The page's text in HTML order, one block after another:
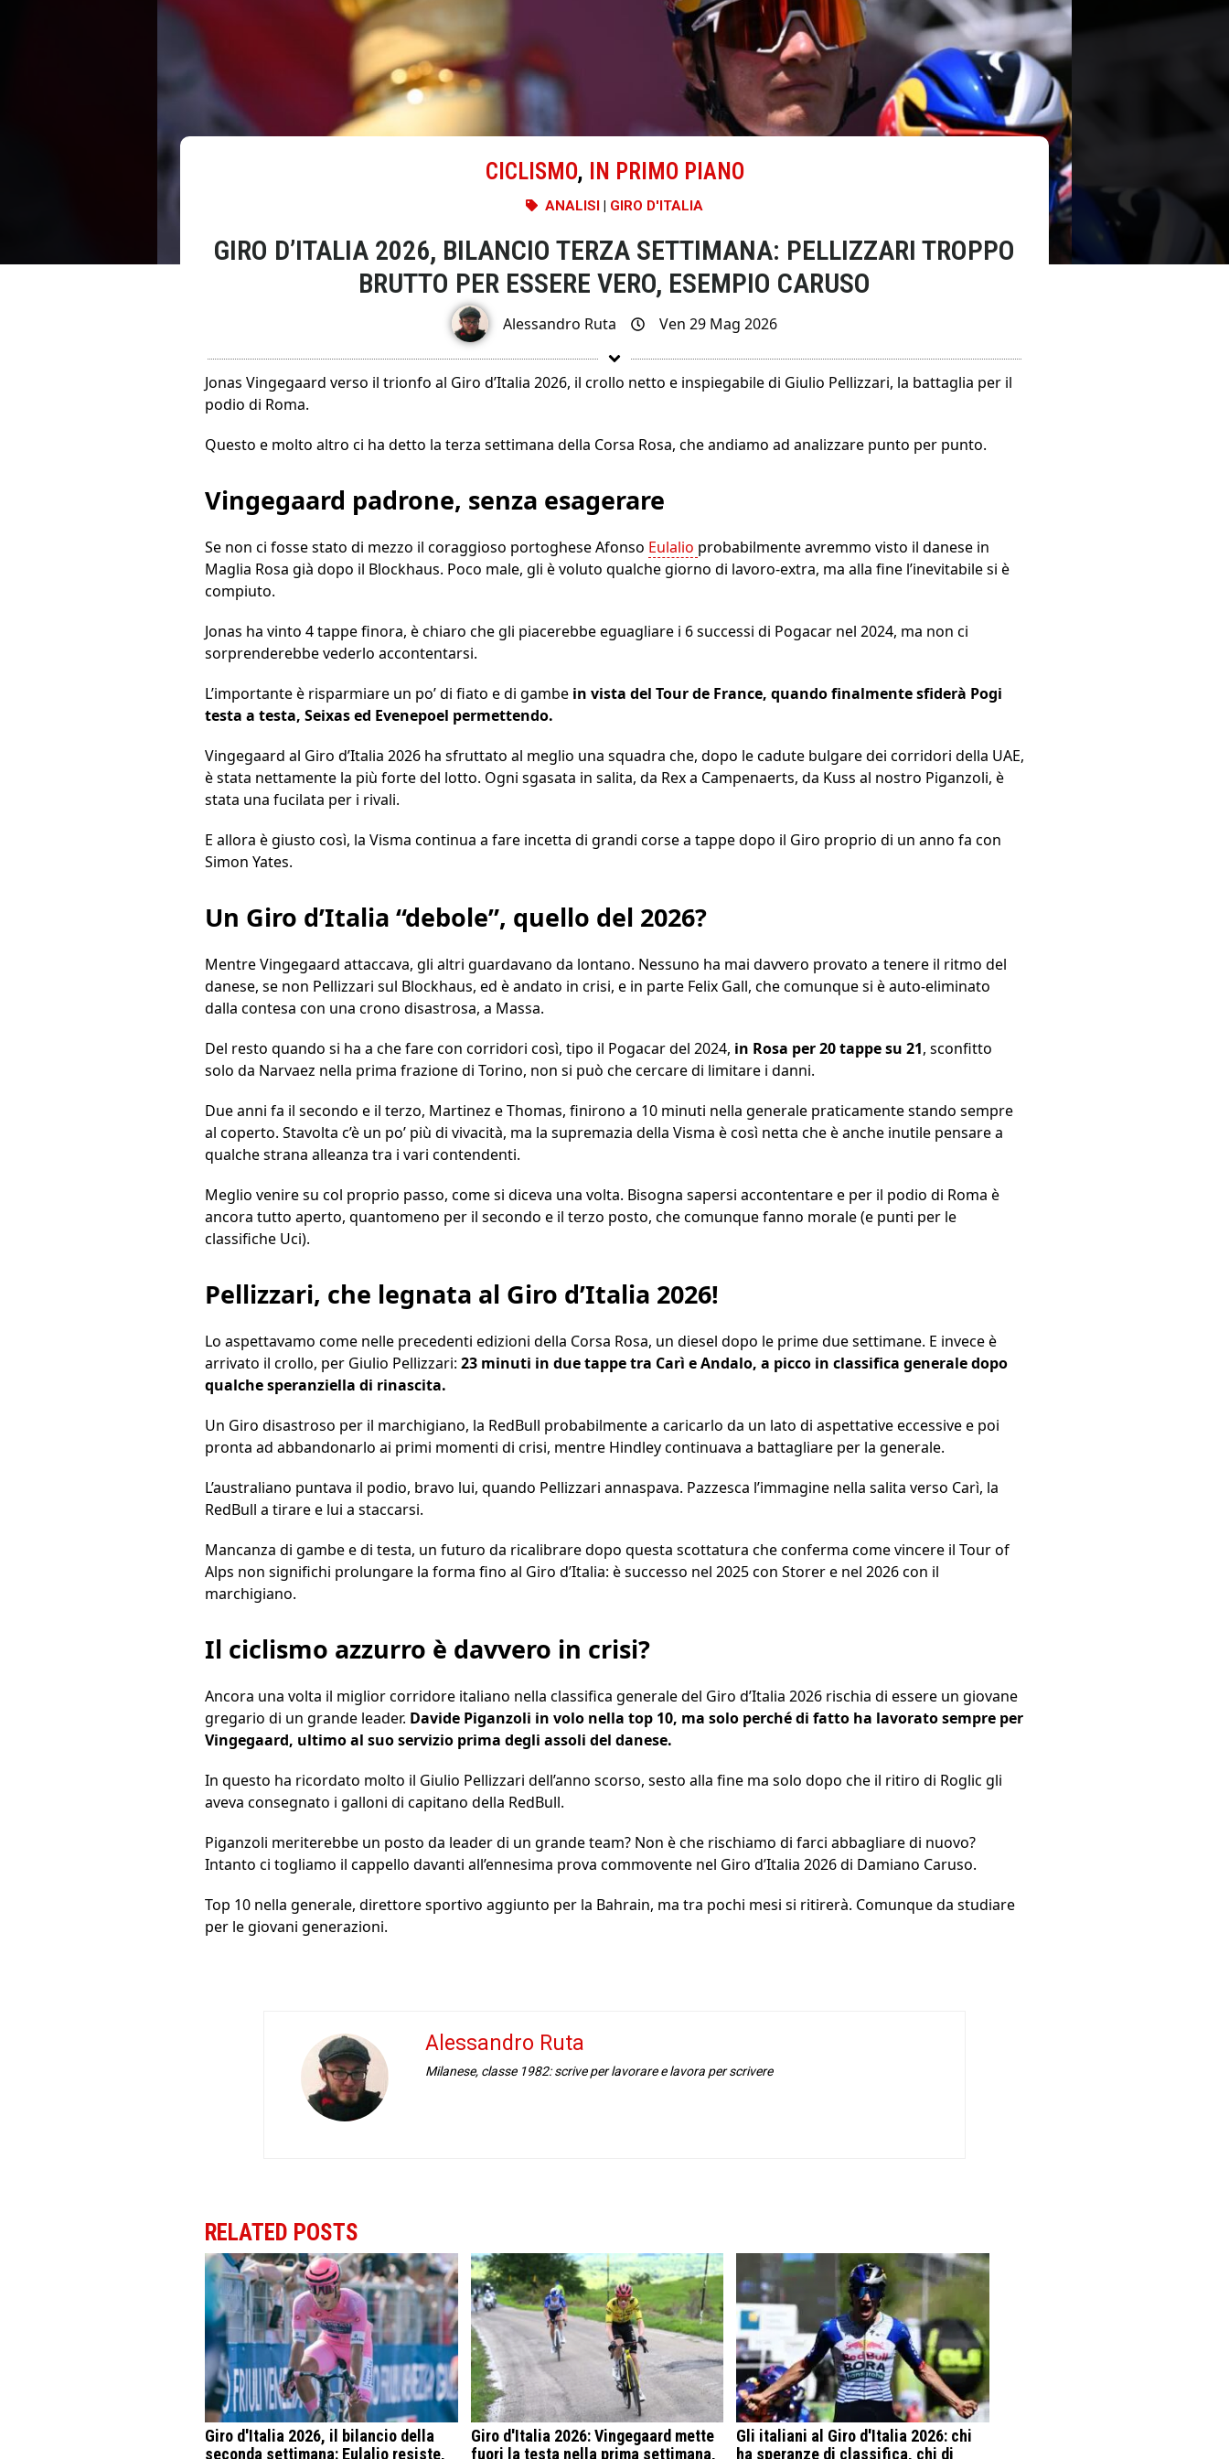
CICLISMO, IN PRIMO PIANO
ANALISI | GIRO D'ITALIA
GIRO D’ITALIA 2026, BILANCIO TERZA SETTIMANA: PELLIZZARI TROPPO
BRUTTO PER ESSERE VERO, ESEMPIO CARUSO
Alessandro Ruta Ven 29 Mag 2026
Jonas Vingegaard verso il trionfo al Giro d’Italia 2026, il crollo netto e inspiegabile di Giulio Pellizzari, la battaglia per il
podio di Roma.
Questo e molto altro ci ha detto la terza settimana della Corsa Rosa, che andiamo ad analizzare punto per punto.
Vingegaard padrone, senza esagerare
Se non ci fosse stato di mezzo il coraggioso portoghese Afonso Eulalio probabilmente avremmo visto il danese in
Maglia Rosa già dopo il Blockhaus. Poco male, gli è voluto qualche giorno di lavoro-extra, ma alla fine l’inevitabile si è
compiuto.
Jonas ha vinto 4 tappe finora, è chiaro che gli piacerebbe eguagliare i 6 successi di Pogacar nel 2024, ma non ci
sorprenderebbe vederlo accontentarsi.
L’importante è risparmiare un po’ di fiato e di gambe in vista del Tour de France, quando finalmente sfiderà Pogi
testa a testa, Seixas ed Evenepoel permettendo.
Vingegaard al Giro d’Italia 2026 ha sfruttato al meglio una squadra che, dopo le cadute bulgare dei corridori della UAE,
è stata nettamente la più forte del lotto. Ogni sgasata in salita, da Rex a Campenaerts, da Kuss al nostro Piganzoli, è
stata una fucilata per i rivali.
E allora è giusto così, la Visma continua a fare incetta di grandi corse a tappe dopo il Giro proprio di un anno fa con
Simon Yates.
Un Giro d’Italia “debole”, quello del 2026?
Mentre Vingegaard attaccava, gli altri guardavano da lontano. Nessuno ha mai davvero provato a tenere il ritmo del
danese, se non Pellizzari sul Blockhaus, ed è andato in crisi, e in parte Felix Gall, che comunque si è auto-eliminato
dalla contesa con una crono disastrosa, a Massa.
Del resto quando si ha a che fare con corridori così, tipo il Pogacar del 2024, in Rosa per 20 tappe su 21, sconfitto
solo da Narvaez nella prima frazione di Torino, non si può che cercare di limitare i danni.
Due anni fa il secondo e il terzo, Martinez e Thomas, finirono a 10 minuti nella generale praticamente stando sempre
al coperto. Stavolta c’è un po’ più di vivacità, ma la supremazia della Visma è così netta che è anche inutile pensare a
qualche strana alleanza tra i vari contendenti.
Meglio venire su col proprio passo, come si diceva una volta. Bisogna sapersi accontentare e per il podio di Roma è
ancora tutto aperto, quantomeno per il secondo e il terzo posto, che comunque fanno morale (e punti per le
classifiche Uci).
Pellizzari, che legnata al Giro d’Italia 2026!
Lo aspettavamo come nelle precedenti edizioni della Corsa Rosa, un diesel dopo le prime due settimane. E invece è
arrivato il crollo, per Giulio Pellizzari: 23 minuti in due tappe tra Carì e Andalo, a picco in classifica generale dopo
qualche speranziella di rinascita.
Un Giro disastroso per il marchigiano, la RedBull probabilmente a caricarlo da un lato di aspettative eccessive e poi
pronta ad abbandonarlo ai primi momenti di crisi, mentre Hindley continuava a battagliare per la generale.
L’australiano puntava il podio, bravo lui, quando Pellizzari annaspava. Pazzesca l’immagine nella salita verso Carì, la
RedBull a tirare e lui a staccarsi.
Mancanza di gambe e di testa, un futuro da ricalibrare dopo questa scottatura che conferma come vincere il Tour of
Alps non significhi prolungare la forma fino al Giro d’Italia: è successo nel 2025 con Storer e nel 2026 con il
marchigiano.
Il ciclismo azzurro è davvero in crisi?
Ancora una volta il miglior corridore italiano nella classifica generale del Giro d’Italia 2026 rischia di essere un giovane
gregario di un grande leader. Davide Piganzoli in volo nella top 10, ma solo perché di fatto ha lavorato sempre per
Vingegaard, ultimo al suo servizio prima degli assoli del danese.
In questo ha ricordato molto il Giulio Pellizzari dell’anno scorso, sesto alla fine ma solo dopo che il ritiro di Roglic gli
aveva consegnato i galloni di capitano della RedBull.
Piganzoli meriterebbe un posto da leader di un grande team? Non è che rischiamo di farci abbagliare di nuovo?
Intanto ci togliamo il cappello davanti all’ennesima prova commovente nel Giro d’Italia 2026 di Damiano Caruso.
Top 10 nella generale, direttore sportivo aggiunto per la Bahrain, ma tra pochi mesi si ritirerà. Comunque da studiare
per le giovani generazioni.
Alessandro Ruta
Milanese, classe 1982: scrive per lavorare e lavora per scrivere
RELATED POSTS
Giro d'Italia 2026, il bilancio della
seconda settimana: Eulalio resiste,
Giro d'Italia 2026: Vingegaard mette
fuori la testa nella prima settimana,
Gli italiani al Giro d'Italia 2026: chi
ha speranze di classifica, chi di